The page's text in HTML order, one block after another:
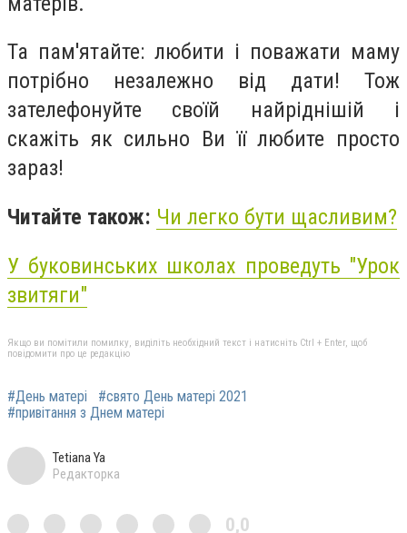
Та пам'ятайте: любити і поважати маму
потрібно незалежно від дати! Тож
зателефонуйте своїй найріднішій і
скажіть як сильно Ви її любите просто
зараз!
Читайте також: Чи легко бути щасливим?
У буковинських школах проведуть "Урок
звитяги"
Якщо ви помітили помилку, виділіть необхідний текст і натисніть Ctrl + Enter, щоб
повідомити про це редакцію
#День матері
#свято День матері 2021
#привітання з Днем матері
Tetiana Ya
Редакторка
0,0